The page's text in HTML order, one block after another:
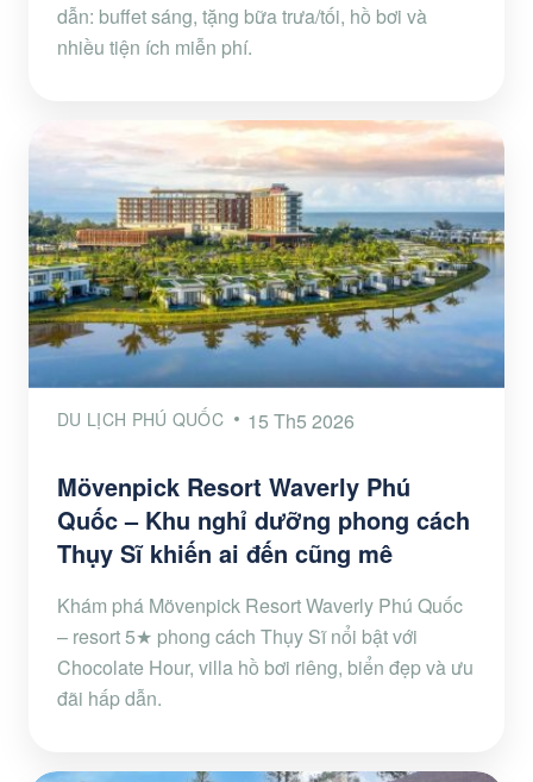
dẫn: buffet sáng, tặng bữa trưa/tối, hồ bơi và
nhiều tiện ích miễn phí.
DU LỊCH PHÚ QUỐC 15 Th5 2026
Mövenpick Resort Waverly Phú
Quốc – Khu nghỉ dưỡng phong cách
Thụy Sĩ khiến ai đến cũng mê
Khám phá Mövenpick Resort Waverly Phú Quốc
– resort 5★ phong cách Thụy Sĩ nổi bật với
Chocolate Hour, villa hồ bơi riêng, biển đẹp và ưu
đãi hấp dẫn.